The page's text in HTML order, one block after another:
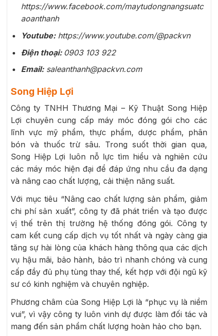
https://www.facebook.com/maytudongnangsuatc
aoanthanh
Youtube:https://www.youtube.com/@packvn
Điện thoại: 0903 103 922
Email:saleanthanh@packvn.com
Song Hiệp Lợi
Công ty TNHH Thương Mại – Kỹ Thuật Song Hiệp
Lợi chuyên cung cấp máy móc đóng gói cho các
lĩnh vực mỹ phẩm, thực phẩm, dược phẩm, phân
bón và thuốc trừ sâu. Trong suốt thời gian qua,
Song Hiệp Lợi luôn nỗ lực tìm hiểu và nghiên cứu
các máy móc hiện đại để đáp ứng nhu cầu đa dạng
và nâng cao chất lượng, cải thiện năng suất.
Với mục tiêu “Nâng cao chất lượng sản phẩm, giảm
chi phí sản xuất”, công ty đã phát triển và tạo được
vị thế trên thị trường hệ thống đóng gói. Công ty
cam kết cung cấp dịch vụ tốt nhất và ngày càng gia
tăng sự hài lòng của khách hàng thông qua các dịch
vụ hậu mãi, bảo hành, bảo trì nhanh chóng và cung
cấp đầy đủ phụ tùng thay thế, kết hợp với đội ngũ kỹ
sư có kinh nghiệm và chuyên nghiệp.
Phương châm của Song Hiệp Lợi là “phục vụ là niềm
vui”, vì vậy công ty luôn vinh dự được làm đối tác và
mang đến sản phẩm chất lượng hoàn hảo cho bạn.